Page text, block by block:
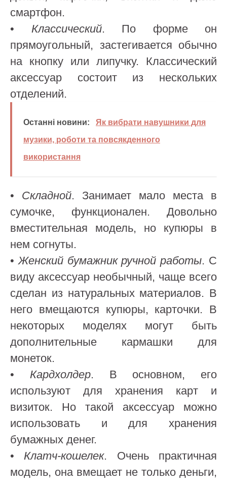
смартфон.
• Классический. По форме он
прямоугольный, застегивается обычно
на кнопку или липучку. Классический
аксессуар состоит из нескольких
отделений.
Останні новини:
Як вибрати навушники для
музики, роботи та повсякденного
використання
• Складной. Занимает мало места в
сумочке, функционален. Довольно
вместительная модель, но купюры в
нем согнуты.
•Женский бумажник ручной работы. С
виду аксессуар необычный, чаще всего
сделан из натуральных материалов. В
него вмещаются купюры, карточки. В
некоторых моделях могут быть
дополнительные кармашки для
монеток.
• Кардхолдер. В основном, его
используют для хранения карт и
визиток. Но такой аксессуар можно
использовать и для хранения
бумажных денег.
•Клатч-кошелек. Очень практичная
модель, она вмещает не только деньги,